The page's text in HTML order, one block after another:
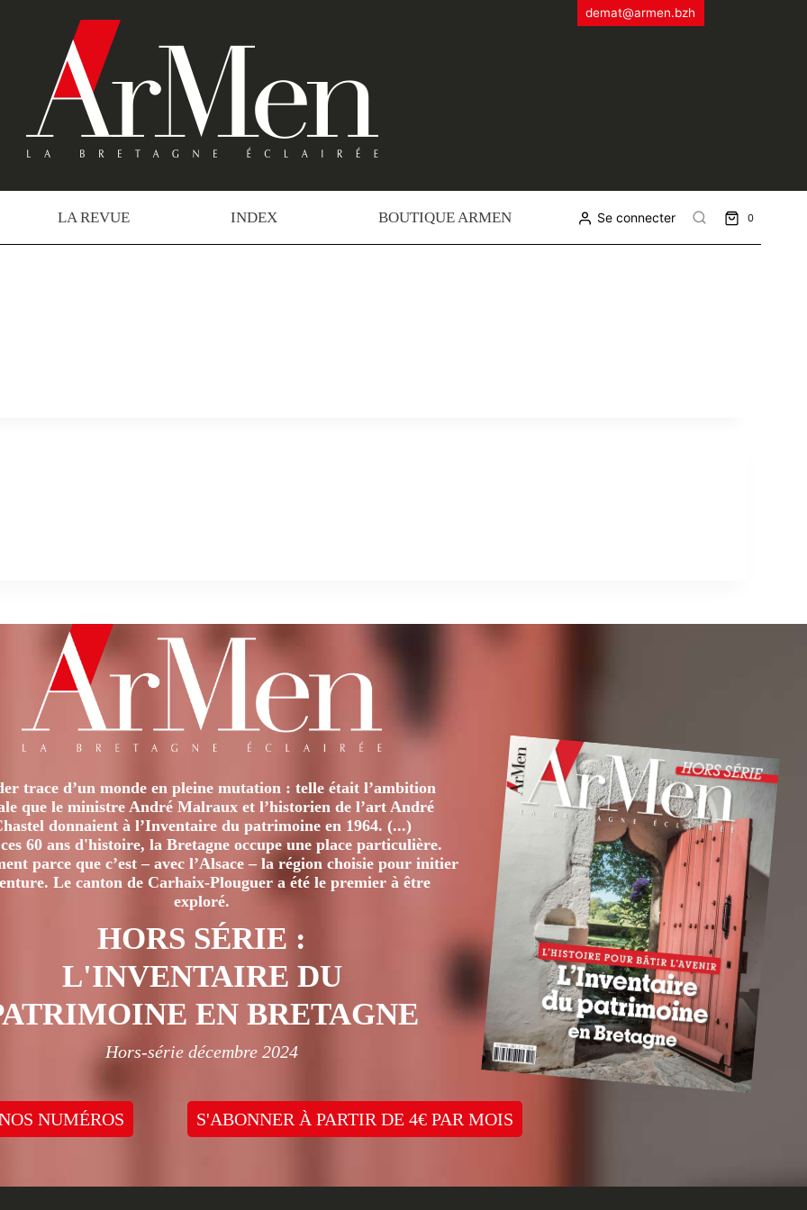
demat@armen.bzh
LA REVUE INDEX BOUTIQUE ARMEN Se connecter 0
trace d’un monde en pleine mutation : telle était l’ambition
que le ministre André Malraux et l’historien de l’art André
donnaient à l’Inventaire du patrimoine en 1964. (...)
60 ans d'histoire, la Bretagne occupe une place particulière.
parce que c’est – avec l’Alsace – la région choisie pour initier
Le canton de Carhaix-Plouguer a été le premier à être
exploré.
HORS SÉRIE :
L'INVENTAIRE DU
EN BRETAGNE
Hors-série décembre 2024
NUMÉROS S'ABONNER À PARTIR DE 4€ PAR MOIS